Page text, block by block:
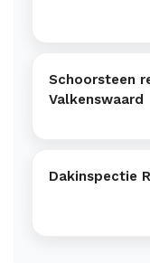
Schoorsteen
Valkenswaard
Dakinspectie